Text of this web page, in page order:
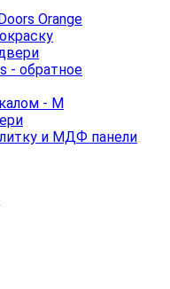
Orange
- обратное
- M
и МДФ панели